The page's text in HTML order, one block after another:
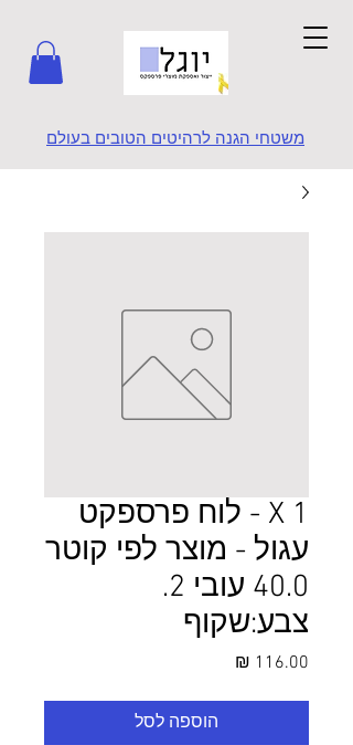
משטחי הגנה לרהיטים הטובים בעולם
1 X - לוח פרספקט
עגול - מוצר לפי קוטר
40.0 עובי 2.
צבע:שקוף
הוספה לסל